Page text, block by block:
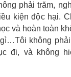
phải trăm,
kiện độc hại.
và hoàn toàn
không
đi, và không